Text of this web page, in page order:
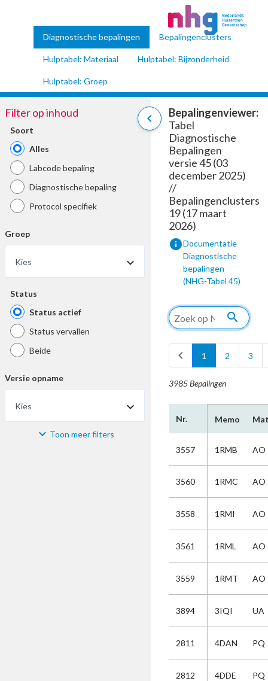
Diagnostische bepalingen Bepalingenclusters
Hulptabel: Materiaal Hulptabel: Bijzonderheid
Hulptabel: Groep
chevron_left
Filter op inhoud
Soort
Alles
Labcode bepaling
Diagnostische bepaling
Protocol specifiek
Groep
Kies
Status
Status actief
Status vervallen
Beide
Versie opname
Kies
Materiaal Toon meer filters
Bepalingenviewer:
Tabel
Diagnostische
Bepalingen
versie 45 (03
december 2025)
//
Bepalingenclusters
19 (17 maart
2026)
infoDocumentatie
Diagnostische
bepalingen
(NHG-Tabel 45)
search
chevron_left 1 2 3
3985 Bepalingen
Nr. Memo arrow_drop_down
3557 1RMB AO
3560 1RMC AO
3558 1RMI AO
3561 1RML AO
3559 1RMT AO
3894 3IQI UA
2811 4DAN PQ
2812 4DDE PQ